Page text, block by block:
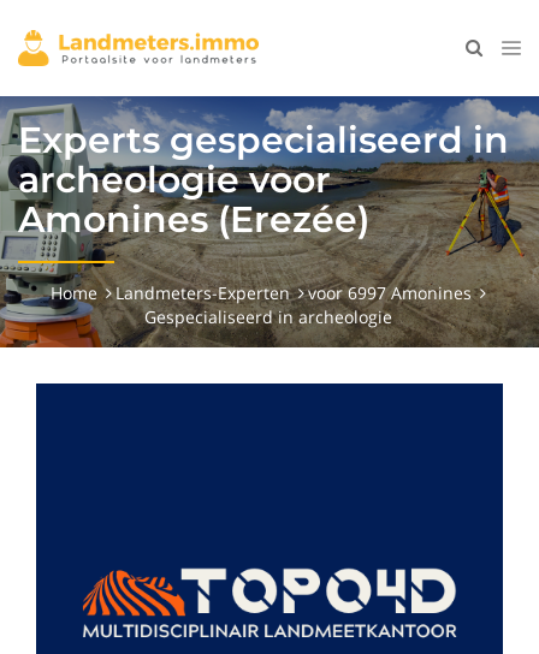
Experts gespecialiseerd in
archeologie voor
Amonines (Erezée)
Home Landmeters-Experten
voor 6997 Amonines
Gespecialiseerd in archeologie